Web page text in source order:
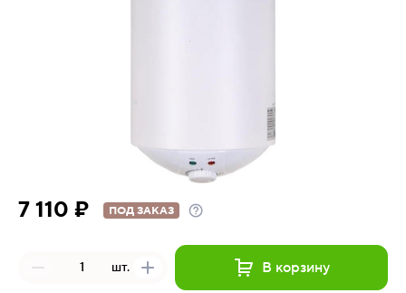
7 110 ₽ ПОД ЗАКАЗ
шт. В корзину